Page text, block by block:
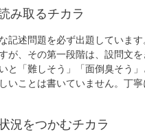
み取るチカラ
記述問題を必ず出題していま
が、その第一段階は、設問文を
と「難しそう」「面倒臭そう
いことは書いていません。丁寧
況をつかむチカラ